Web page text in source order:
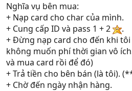
Nghĩa vụ bên mua:
+ Nạp card cho char của mình.
+ Cung cấp ID và pass 1 + 2
.
+ Đừng nạp card cho đến khi tôi
không muốn phí thời gian vô
và mua card rồi để đó)
+ Trả tiền cho bên bán (là tôi).
+ Chờ đến ngày nhận hàng.